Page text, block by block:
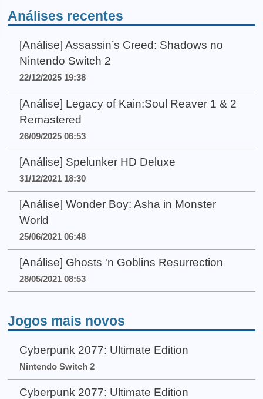
Análises recentes
[Análise] Assassin’s Creed: Shadows no
Nintendo Switch 2
22/12/2025 19:38
[Análise] Legacy of Kain:Soul Reaver 1 & 2
Remastered
26/09/2025 06:53
[Análise] Spelunker HD Deluxe
31/12/2021 18:30
[Análise] Wonder Boy: Asha in Monster
World
25/06/2021 06:48
[Análise] Ghosts 'n Goblins Resurrection
28/05/2021 08:53
Jogos mais novos
Cyberpunk 2077: Ultimate Edition
Nintendo Switch 2
Cyberpunk 2077: Ultimate Edition